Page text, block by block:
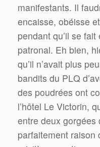
manifestants. Il
encaisse, obéisse
pendant qu’il se
patronal. Eh bien,
qu’il n’avait plus
bandits du PLQ
des poudrées ont
l’hôtel Le Victorin,
entre deux gorgées
parfaitement raison